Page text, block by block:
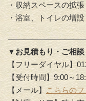
・収納スペースの拡張
・浴室、トイレの増
▼お見積もり・ご相
【フリーダイヤル】
【受付時間】9:00～
【メール】
こちらの